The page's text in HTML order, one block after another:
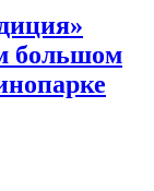
большом